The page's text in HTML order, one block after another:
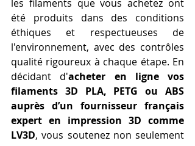
les filaments que vous achetez ont
été produits dans des conditions
éthiques et respectueuses de
l'environnement, avec des contrôles
qualité rigoureux à chaque étape. En
décidant d'acheter en ligne vos
filaments 3D PLA, PETG ou ABS
auprès d’un fournisseur français
expert en impression 3D comme
LV3D, vous soutenez non seulement